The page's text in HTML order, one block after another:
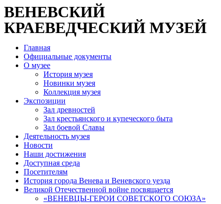
ВЕНЕВСКИЙ
КРАЕВЕДЧЕСКИЙ МУЗЕЙ
Главная
Официальные документы
О музее
История музея
Новинки музея
Коллекция музея
Экспозиции
Зал древностей
Зал крестьянского и купеческого быта
Зал боевой Славы
Деятельность музея
Новости
Наши достижения
Доступная среда
Посетителям
История города Венева и Веневского уезда
Великой Отечественной войне посвящается
«ВЕНЕВЦЫ-ГЕРОИ СОВЕТСКОГО СОЮЗА»